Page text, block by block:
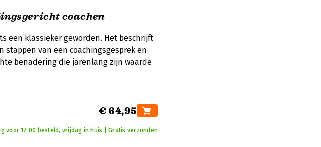
coachen
een klassieker geworden. Het beschrijft
van een coachingsgesprek en
benadering die jarenlang zijn waarde
€ 64,95
voor 17:00 besteld, vrijdag in huis | Gratis verzonden